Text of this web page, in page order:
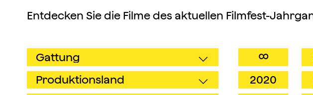
Entdecken Sie die Filme des aktuellen Filmfest-
∞
2020